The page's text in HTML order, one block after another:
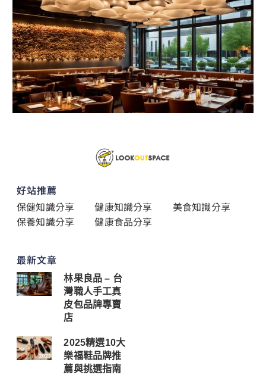
好站推薦
保健知識分享
健康知識分享
美食知識分享
保養知識分享
健康食品分享
最新文章
林果良品 – 台
灣職人手工真
皮包品牌專賣
店
2025精選10大
樂福鞋品牌推
薦與挑選指南